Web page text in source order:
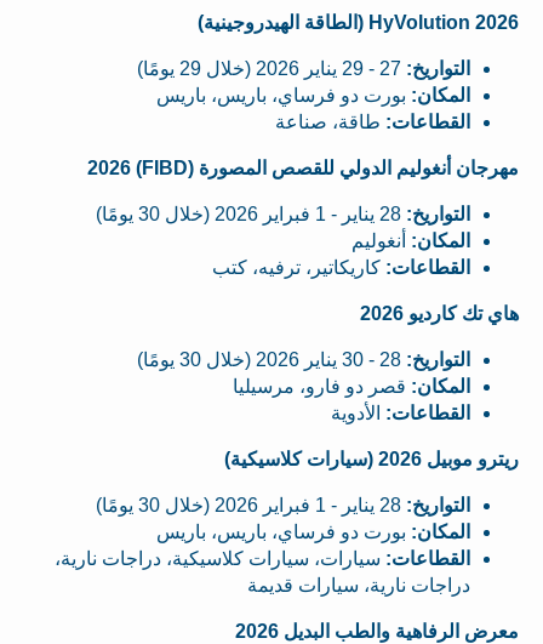
HyVolution 2026 (الطاقة الهيدروجينية)
التواريخ:
المكان: بورت دو فرساي، باريس، باريس
القطاعات: طاقة، صناعة
مهرجان أنغوليم الدولي للقصص المصورة (FIBD) 2026
التواريخ:
المكان: أنغوليم
القطاعات: كاريكاتير، ترفيه، كتب
هاي تك كارديو 2026
التواريخ:
المكان: قصر دو فارو، مرسيليا
القطاعات: الأدوية
ريترو موبيل 2026 (سيارات كلاسيكية)
التواريخ:
المكان: بورت دو فرساي، باريس، باريس
القطاعات: سيارات، سيارات كلاسيكية، دراجات نارية،
دراجات نارية، سيارات قديمة
معرض الرفاهية والطب البديل 2026